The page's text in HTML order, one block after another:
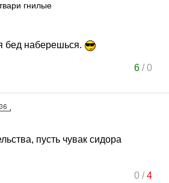
гнилые
бед наберешься.
6/0
пусть чувак сидора
0/4